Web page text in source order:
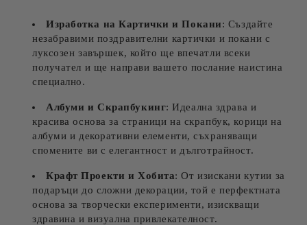
Изработка на Картички и Покани: Създайте
незабравими поздравителни картички и покани с
луксозен завършек, който ще впечатли всеки
получател и ще направи вашето послание наистина
специално.
Албуми и Скрапбукинг: Идеална здрава и
красива основа за страници на скрапбук, корици на
албуми и декоративни елементи, съхраняващи
спомените ви с елегантност и дълготрайност.
Крафт Проекти и Хобита: От изискани кутии за
подаръци до сложни декорации, той е перфектната
основа за творчески експерименти, изискващи
здравина и визуална привлекателност.